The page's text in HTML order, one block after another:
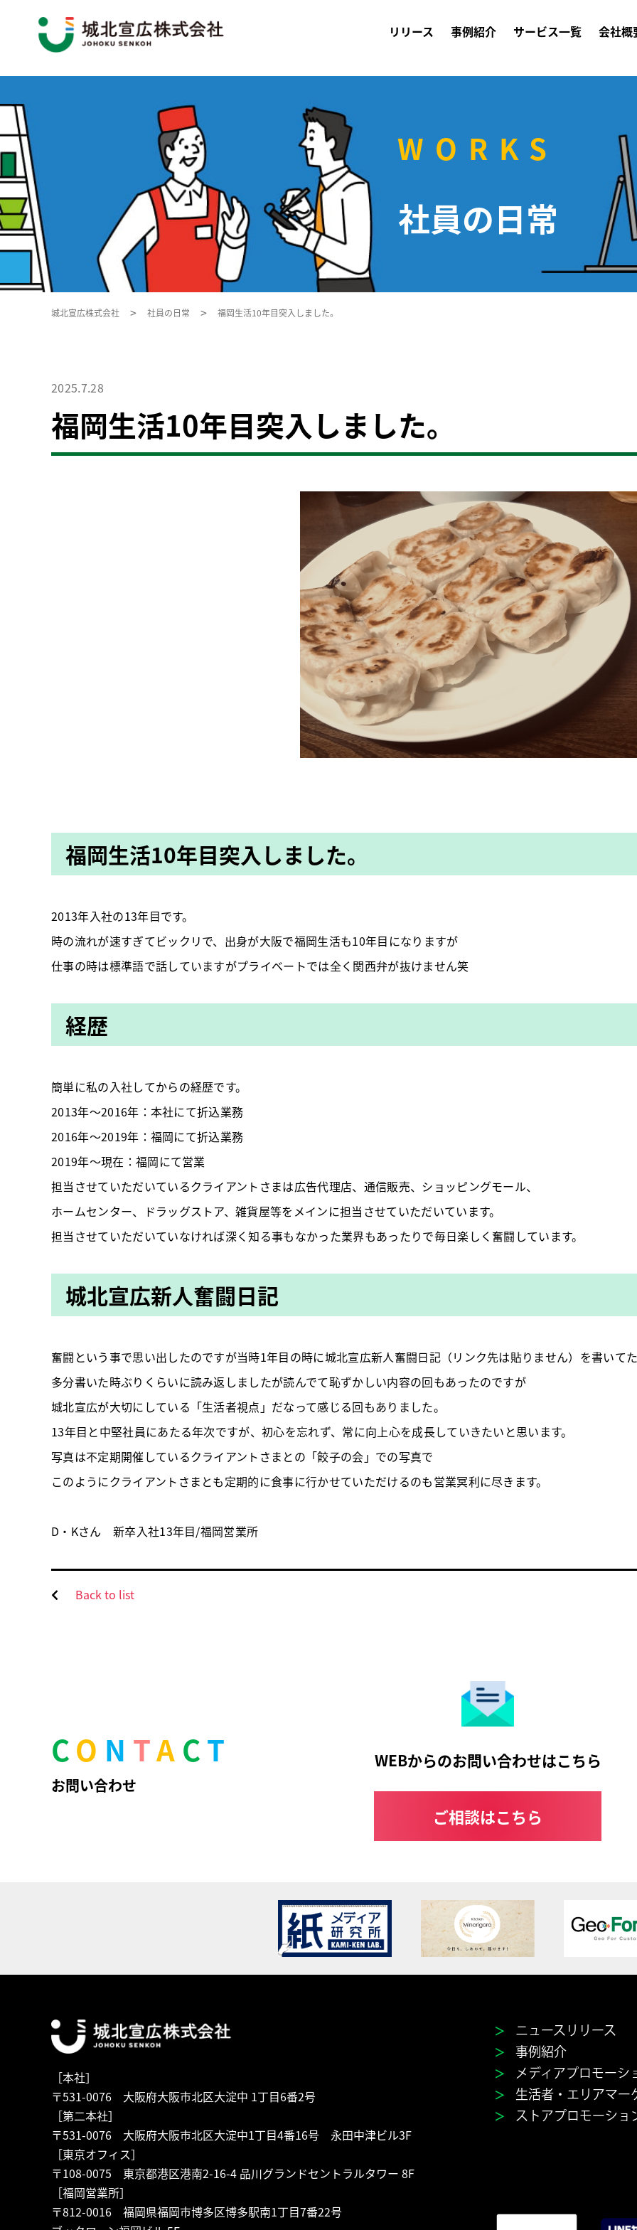
リリース 事例紹介 サービス一覧 会社概
WORKS
社員の日常
城北宣広株式会社 > 社員の日常 > 福岡生活10年目突入しました。
2025.7.28
福岡生活10年目突入しました。
福岡生活10年目突入しました。
2013年入社の13年目です。
時の流れが速すぎてビックリで、出身が大阪で福岡生活も10年目になりますが
仕事の時は標準語で話していますがプライベートでは全く関西弁が抜けません笑
経歴
簡単に私の入社してからの経歴です。
2013年～2016年：本社にて折込業務
2016年～2019年：福岡にて折込業務
2019年～現在：福岡にて営業
担当させていただいているクライアントさまは広告代理店、通信販売、ショッピングモール、
ホームセンター、ドラッグストア、雑貨屋等をメインに担当させていただいています。
担当させていただいていなければ深く知る事もなかった業界もあったりで毎日楽しく奮闘しています。
城北宣広新人奮闘日記
奮闘という事で思い出したのですが当時1年目の時に城北宣広新人奮闘日記（リンク先は貼りません）を書いて
多分書いた時ぶりくらいに読み返しましたが読んでて恥ずかしい内容の回もあったのですが
城北宣広が大切にしている「生活者視点」だなって感じる回もありました。
13年目と中堅社員にあたる年次ですが、初心を忘れず、常に向上心を成長していきたいと思います。
写真は不定期開催しているクライアントさまとの「餃子の会」での写真で
このようにクライアントさまとも定期的に食事に行かせていただけるのも営業冥利に尽きます。
D・Kさん 新卒入社13年目/福岡営業所
Back to list
CO N TA CT
お問い合わせ
WEBからのお問い合わせはこちら
ご相談はこちら
［本社］
〒531-0076 大阪府大阪市北区大淀中 1丁目6番2号
［第二本社］
〒531-0076 大阪府大阪市北区大淀中1丁目4番16号 永田中津ビル3F
［東京オフィス］
〒108-0075 東京都港区港南2-16-4 品川グランドセントラルタワー 8F
［福岡営業所］
〒812-0016 福岡県福岡市博多区博多駅南1丁目7番22号
＞ ニュースリリース
＞ 事例紹介
＞ メディアプロモーシ
＞ 生活者・エリアマー
＞ ストアプロモーショ